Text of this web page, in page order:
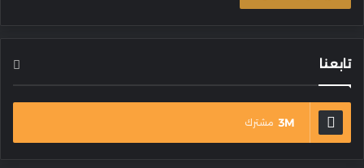
تابعنا
3M مشترك